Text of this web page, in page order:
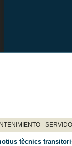
-
tècnics